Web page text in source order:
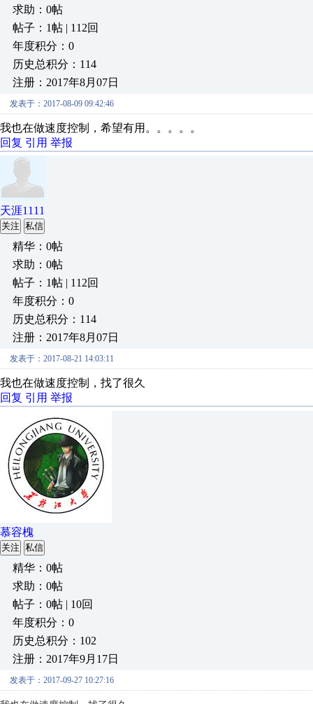
求助：0帖
帖子：1帖 | 112回
年度积分：0
历史总积分：114
注册：2017年8月07日
发表于：2017-08-09 09:42:46
我也在做速度控制，希望有用。。。。。
回复 引用 举报
天涯1111
关注 私信
精华：0帖
求助：0帖
帖子：1帖 | 112回
年度积分：0
历史总积分：114
注册：2017年8月07日
发表于：2017-08-21 14:03:11
我也在做速度控制，找了很久
回复 引用 举报
慕容槐
关注 私信
精华：0帖
求助：0帖
帖子：0帖 | 10回
年度积分：0
历史总积分：102
注册：2017年9月17日
发表于：2017-09-27 10:27:16